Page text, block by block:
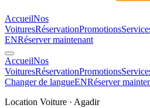
AccueilNos
VoituresRéservationPromotions
ENRéserver maintenant
AccueilNos
VoituresRéservationPromotions
Changer de langueENRéserver
Location Voiture · Agadir